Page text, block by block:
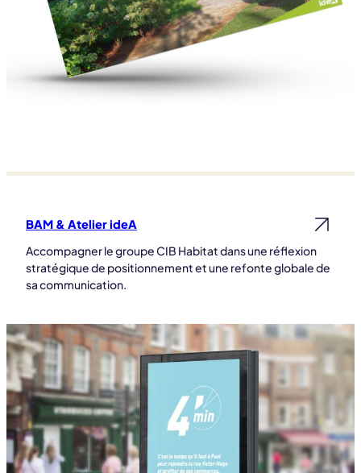
BAM & Atelier ideA
Accompagner le groupe CIB Habitat dans une réflexion
stratégique de positionnement et une refonte globale de
sa communication.